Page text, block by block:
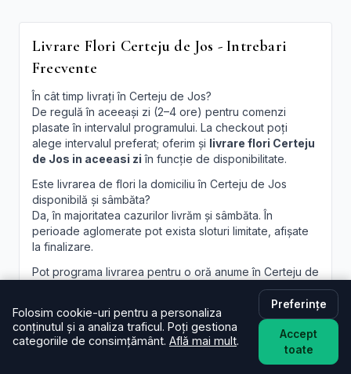
Livrare Flori Certeju de Jos - Intrebari
Frecvente
În cât timp livrați în Certeju de Jos?
De regulă în aceeași zi (2–4 ore) pentru comenzi
plasate în intervalul programului. La checkout poți
alege intervalul preferat; oferim și livrare flori Certeju
de Jos in aceeasi zi în funcție de disponibilitate.
Este livrarea de flori la domiciliu în Certeju de Jos
disponibilă și sâmbăta?
Da, în majoritatea cazurilor livrăm și sâmbăta. În
perioade aglomerate pot exista sloturi limitate, afișate
la finalizare.
Pot programa livrarea pentru o oră anume în Certeju de
Oferim intervale orare; pentru ore fixe încercăm să
acomodăm cererea, în funcție de traseul curierilor.
Pot adăuga un mesaj personalizat la buchet?
Desigur. Felicitarea este inclusă; scrie mesajul dorit în
Folosim cookie-uri pentru a personaliza
conținutul și a analiza traficul. Poți gestiona
categoriile de consimțământ. Află mai mult.
Preferințe
Accept
toate